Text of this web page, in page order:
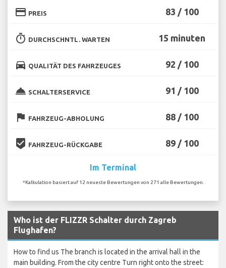
credit_card PREIS 83 / 100
timer DURCHSCHNTL. WARTEN 15 minuten
directions_car QUALITÄT DES FAHRZEUGES 92 / 100
room_service SCHALTERSERVICE 91 / 100
flag FAHRZEUG-ABHOLUNG 88 / 100
beenhere FAHRZEUG-RÜCKGABE 89 / 100
Im Terminal
*Kalkulation basiert auf 12 neueste Bewertungen von 271 alle Bewertungen.
Who ist der FLIZZR Schalter durch Zagreb
Flughafen?
How to find us The branch is located in the arrival hall in the
main building. From the city centre Turn right onto the street: